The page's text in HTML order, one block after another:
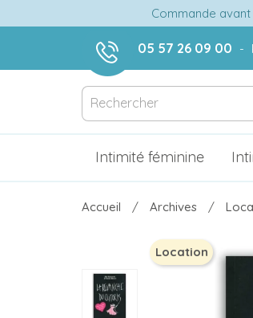
Commande avant
05 57 26 09 00 -
Intimité féminine
Accueil Archives
Location